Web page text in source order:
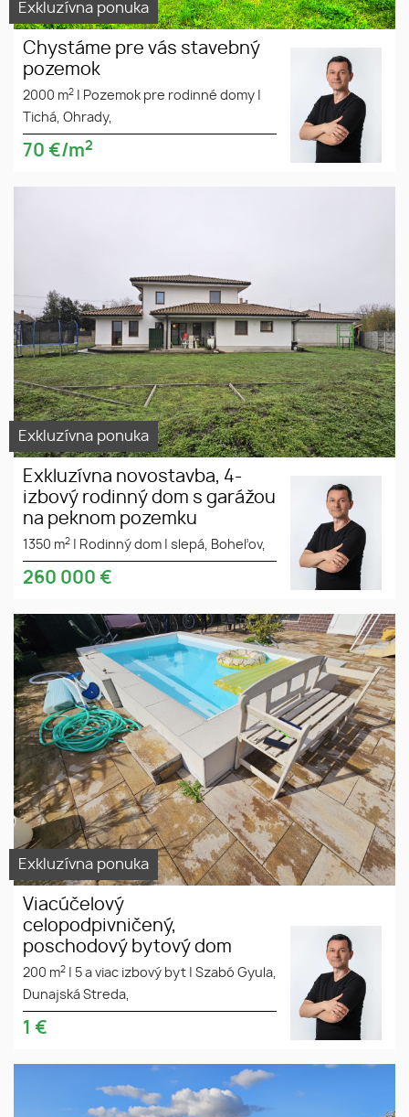
Exkluzívna ponuka
Chystáme pre vás stavebný
pozemok
2000 m2 Pozemok pre rodinné domy
Tichá, Ohrady,
70 €/m2
Exkluzívna ponuka
Exkluzívna novostavba, 4-
izbový rodinný dom s garážou
na peknom pozemku
1350 m2 Rodinný dom slepá, Boheľov,
260 000 €
Exkluzívna ponuka
Viacúčelový
celopodpivničený,
poschodový bytový dom
200 m2 5 a viac izbový byt
Szabó Gyula,
Dunajská Streda,
1 €